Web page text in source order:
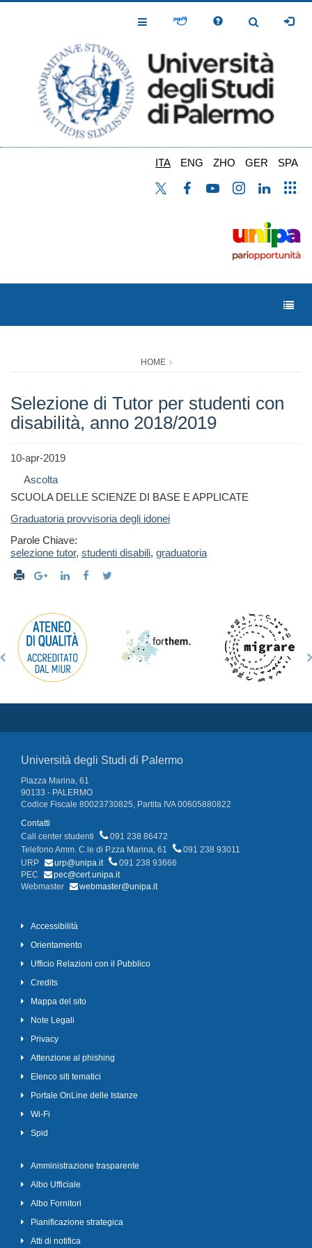
Toggle
Toggle
ITA ENG ZHO GER SPA
HOME
Selezione di Tutor per studenti con
disabilità, anno 2018/2019
10-apr-2019
Ascolta
SCUOLA DELLE SCIENZE DI BASE E APPLICATE
Graduatoria provvisoria degli idonei
Parole Chiave:
selezione tutor, studenti disabili, graduatoria
Università degli Studi di Palermo
Piazza Marina, 61
90133 - PALERMO
Codice Fiscale 80023730825, Partita IVA 00605880822
Contatti
Call center studenti
091 238 86472
Telefono Amm. C.le di P.zza Marina, 61
091 238 93011
URP
urp@unipa.it
091 238 93666
PEC
pec@cert.unipa.it
Webmaster
webmaster@unipa.it
Accessibilità
Orientamento
Ufficio Relazioni con il Pubblico
Credits
Mappa del sito
Note Legali
Privacy
Attenzione al phishing
Elenco siti tematici
Portale OnLine delle Istanze
Wi-Fi
Spid
Amministrazione trasparente
Albo Ufficiale
Albo Fornitori
Pianificazione strategica
Atti di notifica